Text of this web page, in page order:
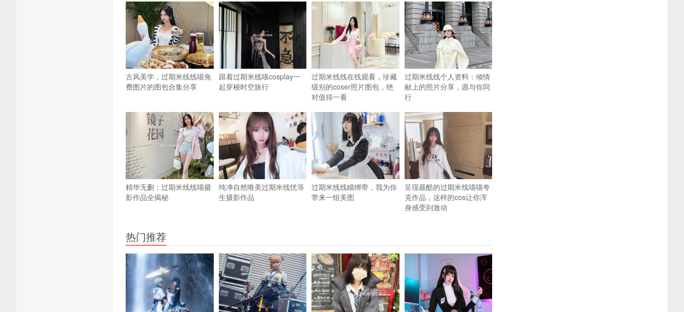
古风美学，过期米线线喵免
费图片的图包合集分享
跟着过期米线喵cosplay一
起穿梭时空旅行
过期米线线在线观看，珍藏
级别的coser照片图包，绝
对值得一看
过期米线线个人资料：倾情
献上的照片分享，愿与你同
行
精华无删：过期米线线喵摄
影作品全揭秘
纯净自然唯美过期米线忧等
生摄影作品
过期米线线瞄绑带，我为你
带来一组美图
呈现最酷的过期米线喵喵夸
克作品，这样的cos让你浑
身感受到激动
热门推荐